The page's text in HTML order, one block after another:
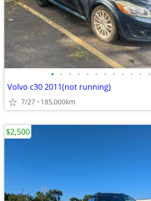
• • • • • • • • • • • •
Volvo c30 2011(not running)
7/27 185,000km
$2,500